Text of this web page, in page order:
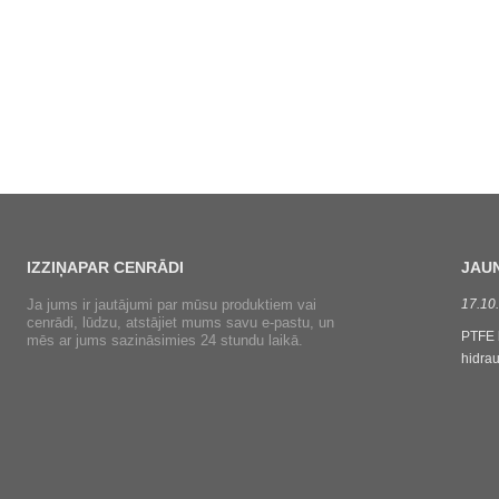
IZZIŅAPAR CENRĀDI
Ja jums ir jautājumi par mūsu produktiem vai
cenrādi, lūdzu, atstājiet mums savu e-pastu, un
mēs ar jums sazināsimies 24 stundu laikā.
07-07-2021
Mūsu Cixi WanBo blīvējuma materiāls Co., Ltd ir ISO 9001